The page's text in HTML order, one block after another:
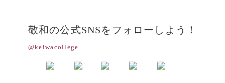
敬和の公式SNSをフォローしよう！
@keiwacollege